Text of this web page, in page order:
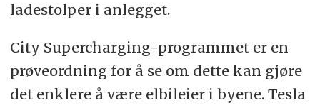
ladestolper i anlegget.
City Supercharging-programmet er en
prøveordning for å se om dette kan gjøre
det enklere å være elbileier i byene. Tesla